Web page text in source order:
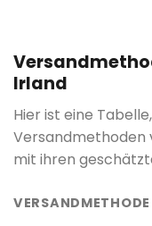
Irland
Hier ist eine
Versandmethoden
mit ihren
VERSANDMETHODE